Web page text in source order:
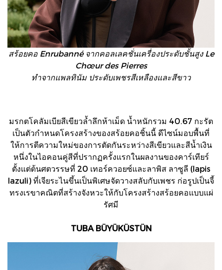
สร้อยคอ Enrubanné จากคอลเลคชั่นเครื่องประดับชั้นสูง Le
Chœur des Pierres
ทำจากแพลทินัม ประดับเพชรสีเหลืองและสีขาว
มรกตโคลัมเบียสีเขียวล้ำลึกห้าเม็ด น้ำหนักรวม 40.67 กะรัต
เป็นตัวกำหนดโครงสร้างของสร้อยคอชิ้นนี้ ดีไซน์มอบพื้นที่
ให้การตีความใหม่ของการตัดกันระหว่างสีเขียวและสีน้ำเงิน
หนึ่งในไอคอนคู่สีที่ปรากฏครั้งแรกในผลงานของคาร์เทียร์
ตั้งแต่ต้นศตวรรษที่ 20 เทอร์ควอยซ์และลาพิส ลาซูลี (lapis
lazuli) ที่เจียระไนขึ้นเป็นพิเศษจัดวางสลับกับเพชร ก่อรูปเป็นจี้
ทรงเรขาคณิตที่สร้างจังหวะให้กับโครงสร้างสร้อยคอแบบแผ่
รัศมี
TUBA BÜYÜKÜSTÜN